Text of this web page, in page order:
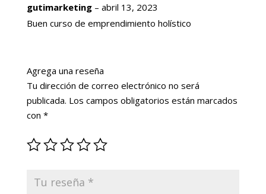
Valorado
con4de
5
gutimarketing – abril 13, 2023
Buen curso de emprendimiento holístico
Agrega una reseña
Tu dirección de correo electrónico no será
publicada. Los campos obligatorios están marcados
con *